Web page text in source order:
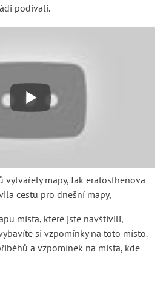
podívali.
vytvářely mapy, Jak eratosthenova
cestu pro dnešní mapy,
místa, které jste navštívili,
si vzpomínky na toto místo.
a vzpomínek na místa, kde